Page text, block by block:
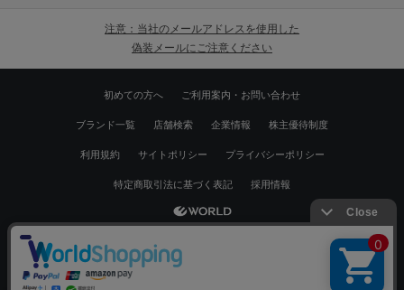
絞り込む
注意：当社のメールアドレスを使用した
偽装メールにご注意ください
初めての方へ ご利用案内・お問い合わせ
ブランド一覧 店舗検索 企業情報 株主優待制度
利用規約 サイトポリシー プライバシーポリシー
特定商取引法に基づく表記 採用情報